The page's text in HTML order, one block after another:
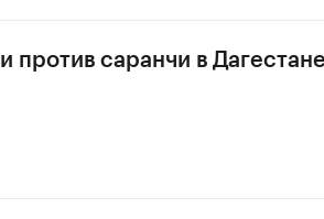
против саранчи в